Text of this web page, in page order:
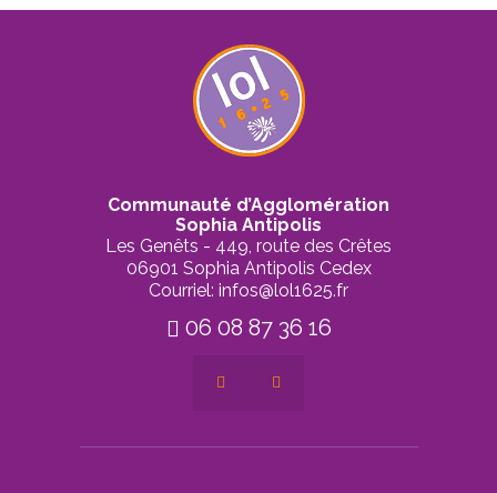
Communauté d’Agglomération
Sophia Antipolis
Les Genêts - 449, route des Crêtes
06901 Sophia Antipolis Cedex
Courriel: infos@lol1625.fr
06 08 87 36 16